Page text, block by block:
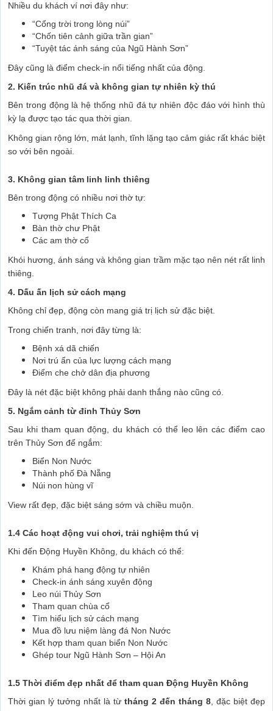
Nhiều du khách ví nơi đây như:
“Cổng trời trong lòng núi”
“Chốn tiên cảnh giữa trần gian”
“Tuyệt tác ánh sáng của Ngũ Hành Sơn”
Đây cũng là điểm check-in nổi tiếng nhất của động.
2. Kiến trúc nhũ đá và không gian tự nhiên kỳ thú
Bên trong động là hệ thống nhũ đá tự nhiên độc đáo với hình thù
kỳ lạ được tạo tác qua thời gian.
Không gian rộng lớn, mát lạnh, tĩnh lặng tạo cảm giác rất khác biệt
so với bên ngoài.
3. Không gian tâm linh linh thiêng
Bên trong động có nhiều nơi thờ tự:
Tượng Phật Thích Ca
Bàn thờ chư Phật
Các am thờ cổ
Khói hương, ánh sáng và không gian trầm mặc tạo nên nét rất linh
thiêng.
4. Dấu ấn lịch sử cách mạng
Không chỉ đẹp, động còn mang giá trị lịch sử đặc biệt.
Trong chiến tranh, nơi đây từng là:
Bệnh xá dã chiến
Nơi trú ẩn của lực lượng cách mạng
Điểm che chở dân địa phương
Đây là nét đặc biệt không phải danh thắng nào cũng có.
5. Ngắm cảnh từ đỉnh Thủy Sơn
Sau khi tham quan động, du khách có thể leo lên các điểm cao
trên Thủy Sơn để ngắm:
Biển Non Nước
Thành phố Đà Nẵng
Núi non hùng vĩ
View rất đẹp, đặc biệt sáng sớm và chiều muộn.
1.4 Các hoạt động vui chơi, trải nghiệm thú vị
Khi đến Động Huyền Không, du khách có thể:
Khám phá hang động tự nhiên
Check-in ánh sáng xuyên động
Leo núi Thủy Sơn
Tham quan chùa cổ
Tìm hiểu lịch sử cách mạng
Mua đồ lưu niệm làng đá Non Nước
Kết hợp tham quan biển Non Nước
Ghép tour Ngũ Hành Sơn – Hội An
1.5 Thời điểm đẹp nhất để tham quan Động Huyền Không
Thời gian lý tưởng nhất là từ tháng 2 đến tháng 8 , đặc biệt đẹp